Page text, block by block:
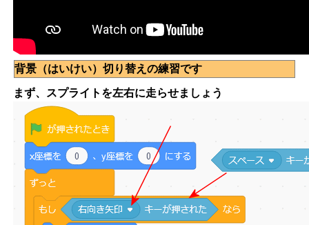
背景（はいけい）切り替えの練習です
まず、スプライトを左右に走らせましょう